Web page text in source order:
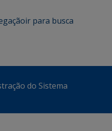
ir para busca
do Sistema